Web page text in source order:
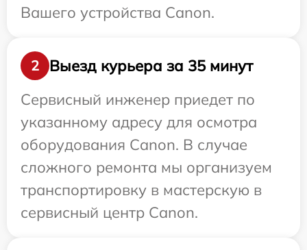
Вашего устройства Canon.
2
Выезд курьера за 35 минут
Сервисный инженер приедет по
указанному адресу для осмотра
оборудования Canon. В случае
сложного ремонта мы организуем
транспортировку в мастерскую в
сервисный центр Canon.